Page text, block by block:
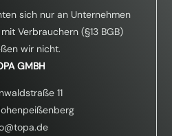
sich nur an Unternehmen
Verbrauchern (§13 BGB)
wir nicht.
GMBH
11